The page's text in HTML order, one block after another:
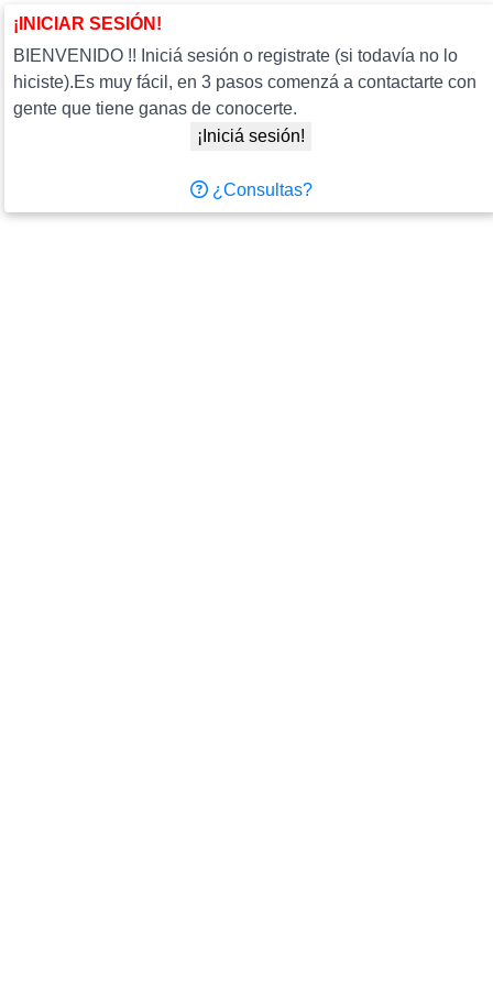
¡INICIAR SESIÓN!
BIENVENIDO !! Iniciá sesión o registrate (si todavía no lo
hiciste).Es muy fácil, en 3 pasos comenzá a contactarte con
gente que tiene ganas de conocerte.
¡Iniciá sesión!
¿Consultas?